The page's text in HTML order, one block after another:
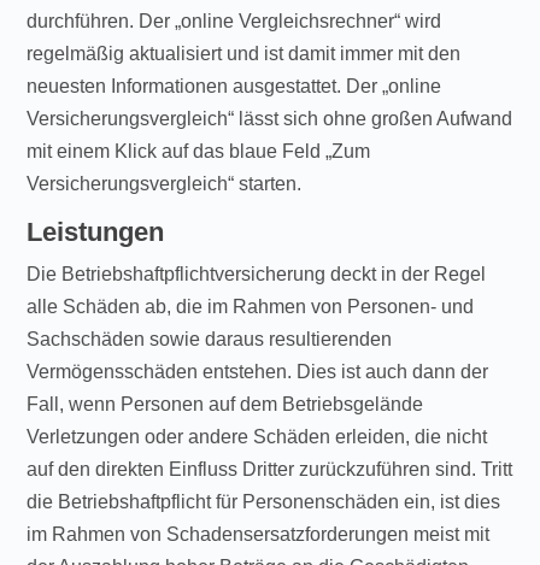
durchführen. Der „online Vergleichsrechner“ wird
regelmäßig aktualisiert und ist damit immer mit den
neuesten Informationen ausgestattet. Der „online
Versicherungsvergleich“ lässt sich ohne großen Aufwand
mit einem Klick auf das blaue Feld „Zum
Versicherungsvergleich“ starten.
Leistungen
Die Betriebshaftpflichtversicherung deckt in der Regel
alle Schäden ab, die im Rahmen von Personen- und
Sachschäden sowie daraus resultierenden
Vermögensschäden entstehen. Dies ist auch dann der
Fall, wenn Personen auf dem Betriebsgelände
Verletzungen oder andere Schäden erleiden, die nicht
auf den direkten Einfluss Dritter zurückzuführen sind. Tritt
die Betriebshaftpflicht für Personenschäden ein, ist dies
im Rahmen von Schadensersatzforderungen meist mit